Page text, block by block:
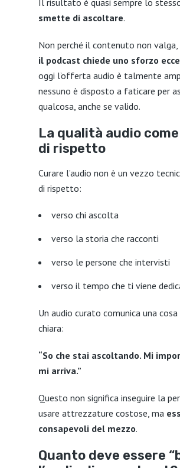
Il risultato è quasi sempre lo
smette di ascoltare.
Non perché il contenuto non valga,
il podcast chiede uno sforzo
oggi l’offerta audio è talmente
nessuno è disposto a faticare per
qualcosa, anche se valido.
La qualità audio
di rispetto
Curare l’audio non è un vezzo
di rispetto:
verso chi ascolta
verso la storia che racconti
verso le persone che intervisti
verso il tempo che ti viene
Un audio curato comunica una
chiara:
“So che stai ascoltando. Mi
mi arriva.”
Questo non significa inseguire la
usare attrezzature costose, ma
consapevoli del mezzo.
Quanto deve essere